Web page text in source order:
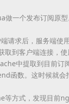
一个发布订阅原型
请求后，服务端使
到客户端连接，
中提取到目前订
函数。这时候就会
等方式，发现目前